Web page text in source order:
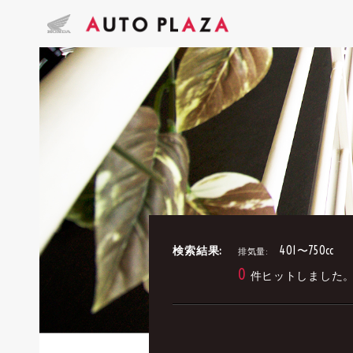
検索結果: 排気量: 401〜750cc
0 件ヒットしました。